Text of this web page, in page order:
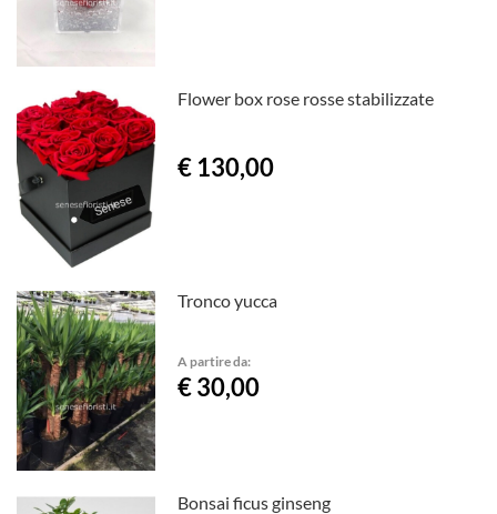
Flower box rose rosse stabilizzate
€ 130,00
Tronco yucca
A partire da:
€ 30,00
Bonsai ficus ginseng